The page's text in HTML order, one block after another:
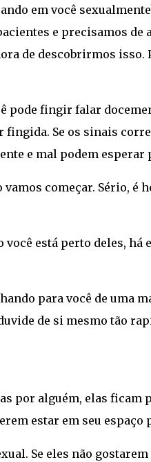
em você
e precisamos de
de descobrirmos isso.
pode fingir falar
fingida. Se os sinais
e mal podem esperar
começar. Sério, é
está perto deles, há
para você de uma
de si mesmo tão
por alguém, elas ficam
estar em seu espaço
Se eles não